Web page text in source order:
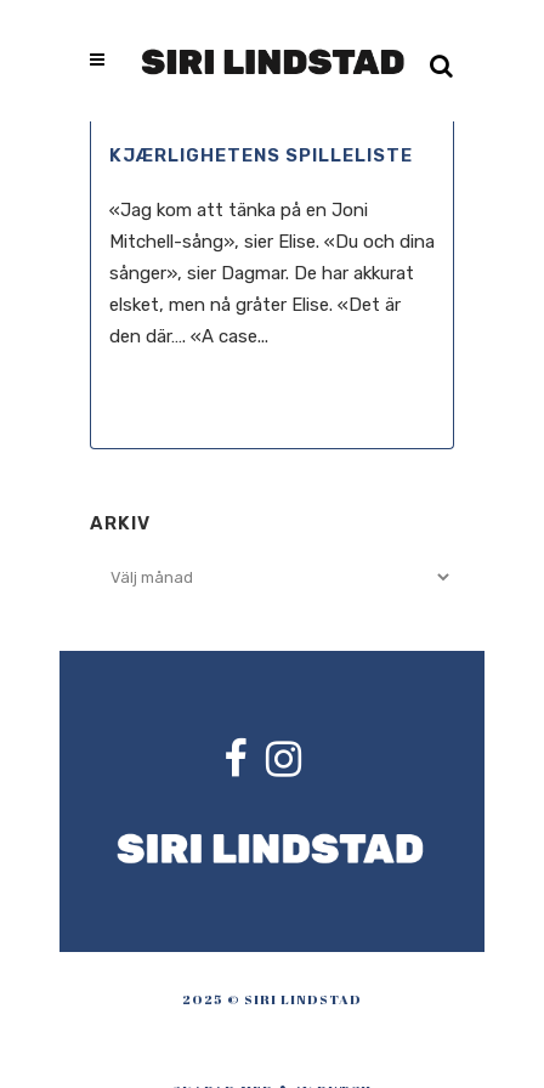
KJÆRLIGHETENS SPILLELISTE
«Jag kom att tänka på en Joni
Mitchell-sång», sier Elise. «Du och dina
sånger», sier Dagmar. De har akkurat
elsket, men nå gråter Elise. «Det är
den där…. «A case...
ARKIV
Arkiv
2025 © SIRI LINDSTAD